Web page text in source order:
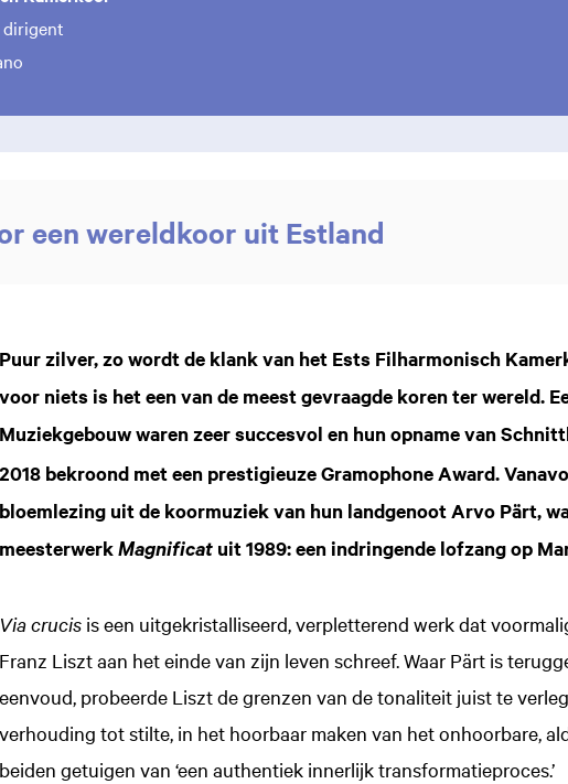
dirigent
een wereldkoor uit Estland
Puur zilver, zo wordt de klank van het Ests Filharmonisch
voor niets is het een van de meest gevraagde koren ter wereld.
Muziekgebouw waren zeer succesvol en hun opname van
2018 bekroond met een prestigieuze Gramophone Award.
bloemlezing uit de koormuziek van hun landgenoot Arvo Pärt,
meesterwerk Magnificatuit 1989: een indringende lofzang op
Via crucisis een uitgekristalliseerd, verpletterend werk dat
Franz Liszt aan het einde van zijn leven schreef. Waar Pärt is
eenvoud, probeerde Liszt de grenzen van de tonaliteit juist te
verhouding tot stilte, in het hoorbaar maken van het onhoorbare,
beiden getuigen van ‘een authentiek innerlijk transformatieproces.’